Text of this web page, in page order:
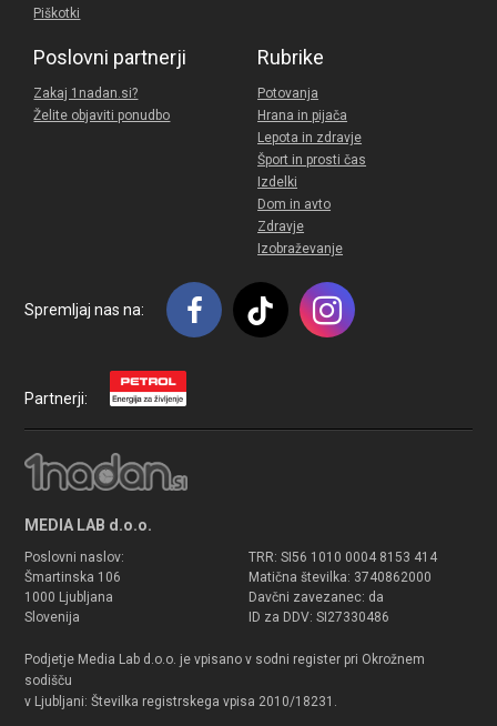
Piškotki
Poslovni partnerji
Zakaj 1nadan.si?
Želite objaviti ponudbo
Rubrike
Potovanja
Hrana in pijača
Lepota in zdravje
Šport in prosti čas
Izdelki
Dom in avto
Zdravje
Izobraževanje
Spremljaj nas na:
Partnerji:
MEDIA LAB d.o.o.
Poslovni naslov:
Šmartinska 106
1000 Ljubljana
Slovenija
TRR: SI56 1010 0004 8153 414
Matična številka: 3740862000
Davčni zavezanec: da
ID za DDV: SI27330486
Podjetje Media Lab d.o.o. je vpisano v sodni register pri Okrožnem
sodišču
v Ljubljani: Številka registrskega vpisa 2010/18231.